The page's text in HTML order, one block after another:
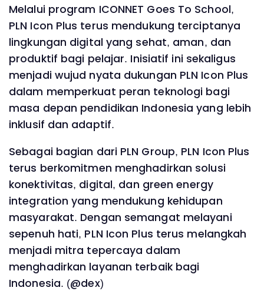
Melalui program ICONNET Goes To School,
PLN Icon Plus terus mendukung terciptanya
lingkungan digital yang sehat, aman, dan
produktif bagi pelajar. Inisiatif ini sekaligus
menjadi wujud nyata dukungan PLN Icon Plus
dalam memperkuat peran teknologi bagi
masa depan pendidikan Indonesia yang lebih
inklusif dan adaptif.
Sebagai bagian dari PLN Group, PLN Icon Plus
terus berkomitmen menghadirkan solusi
konektivitas, digital, dan green energy
integration yang mendukung kehidupan
masyarakat. Dengan semangat melayani
sepenuh hati, PLN Icon Plus terus melangkah
menjadi mitra tepercaya dalam
menghadirkan layanan terbaik bagi
Indonesia. (@dex)